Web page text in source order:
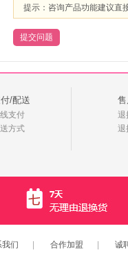
提示：咨询产品功能建议直
/配送
支付
方式
退
退
我们 合作加盟
诚